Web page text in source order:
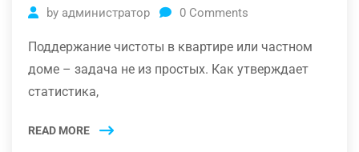
by администратор 0 Comments
Поддержание чистоты в квартире или частном
доме – задача не из простых. Как утверждает
статистика,
READ MORE